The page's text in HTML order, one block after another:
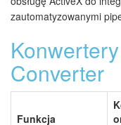
zautomatyzowanymi
Converter
Funkcja